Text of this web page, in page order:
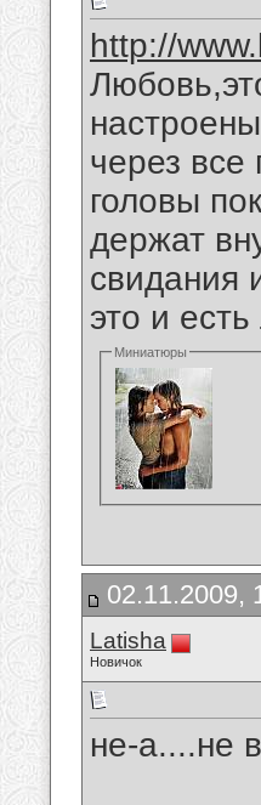
http://
через
головы
держат
свидания
это и
Миниатюры
02.11.2009,
Latisha
Новичок
не-а....не